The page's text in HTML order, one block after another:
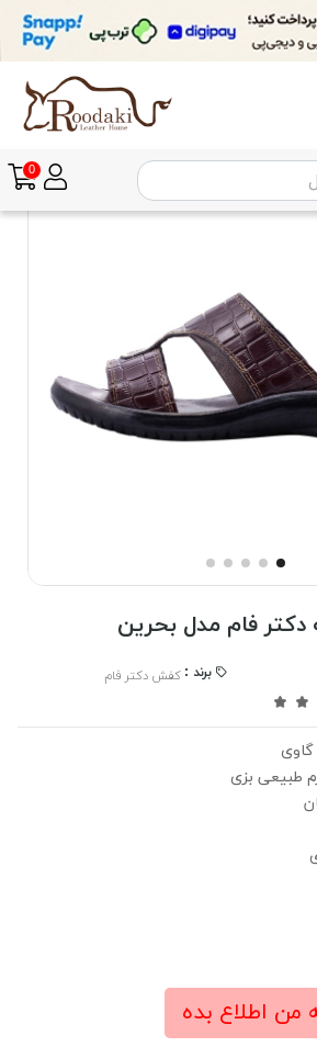
0
دمپایی و صندل طبی مردانه صندل طبی
دکتر فام مدل بحرین
برند : کفش دکتر فام
طبیعی بزی
من اطلاع بده